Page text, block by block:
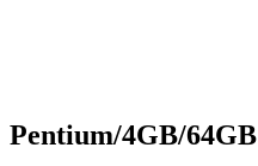
Pentium/4GB/64GB